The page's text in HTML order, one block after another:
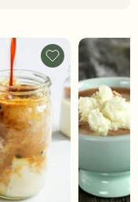
273kcal
15g
12g
20g
Iskaffe
-
legg
favoritter